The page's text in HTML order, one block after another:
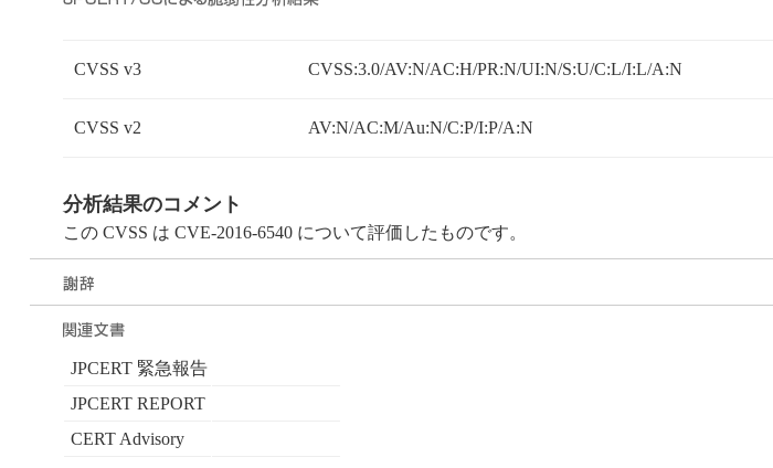
CVSS v3 CVSS:3.0/AV:N/AC:H/PR:N/UI:N/S:U/C:L/I:L/A:N
CVSS v2 AV:N/AC:M/Au:N/C:P/I:P/A:N
分析結果のコメント
この CVSS は CVE-2016-6540 について評価したものです。
JPCERT 緊急報告
JPCERT REPORT
CERT Advisory